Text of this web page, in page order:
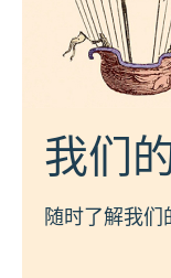
我们
随时了解我们